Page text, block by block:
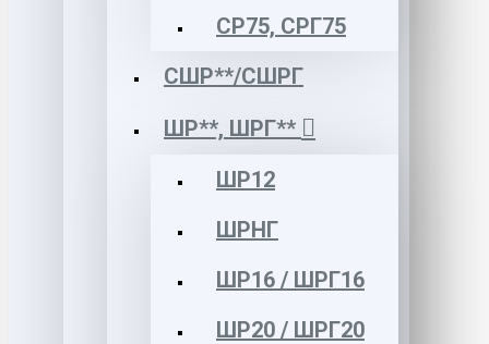
СР75, СРГ75
СШР**/СШРГ
ШР**, ШРГ**
ШР12
ШРНГ
ШР16 / ШРГ16
ШР20 / ШРГ20